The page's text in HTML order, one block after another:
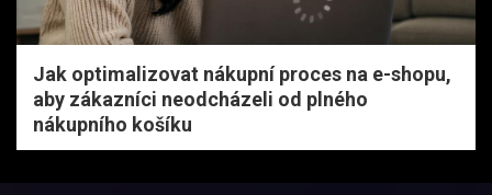
Jak optimalizovat nákupní proces na e-shopu,
aby zákazníci neodcházeli od plného
nákupního košíku